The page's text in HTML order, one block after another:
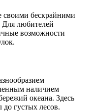
своими бескрайними
любителей
возможности
наличием
океана. Здесь
густых лесов.